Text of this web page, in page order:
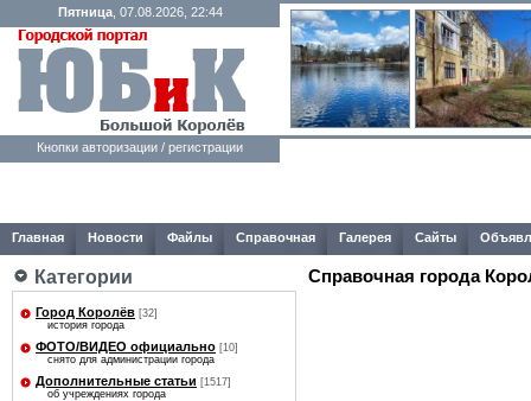
Пятница, 07.08.2026, 22:44
Кнопки авторизации / регистрации
Главная Новости Файлы Справочная Галерея Сайты
Категории
Город Королёв [32]
история города
ФОТО/ВИДЕО официально [10]
снято для администрации города
Дополнительные статьи [1517]
об учреждениях города
Справочная города